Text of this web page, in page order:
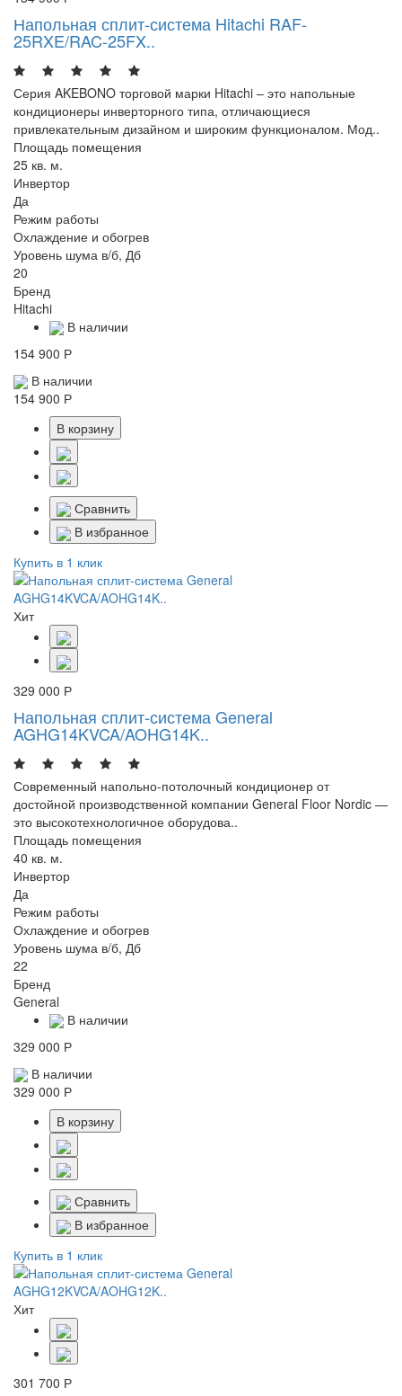
Напольная сплит-система Hitachi RAF-
25RXE/RAC-25FX..
Серия AKEBONO торговой марки Hitachi – это напольные
кондиционеры инверторного типа, отличающиеся
привлекательным дизайном и широким функционалом. Мод..
Площадь помещения
25 кв. м.
Инвертор
Да
Режим работы
Охлаждение и обогрев
Уровень шума в/б, Дб
20
Бренд
Hitachi
В наличии
154 900 Р
В наличии
154 900 Р
В корзину
Сравнить
В избранное
Купить в 1 клик
Хит
329 000 Р
Напольная сплит-система General
AGHG14KVCA/AOHG14K..
Современный напольно-потолочный кондиционер от
достойной производственной компании General Floor Nordic —
это высокотехнологичное оборудова..
Площадь помещения
40 кв. м.
Инвертор
Да
Режим работы
Охлаждение и обогрев
Уровень шума в/б, Дб
22
Бренд
General
В наличии
329 000 Р
В наличии
329 000 Р
В корзину
Сравнить
В избранное
Купить в 1 клик
Хит
301 700 Р